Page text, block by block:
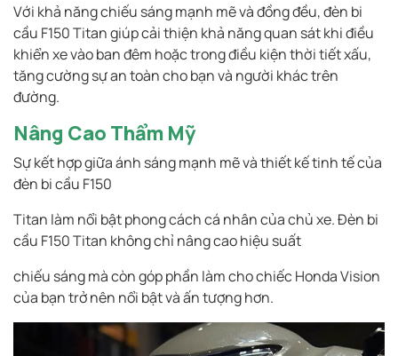
Với khả năng chiếu sáng mạnh mẽ và đồng đều, đèn bi
cầu F150 Titan giúp cải thiện khả năng quan sát khi điều
khiển xe vào ban đêm hoặc trong điều kiện thời tiết xấu,
tăng cường sự an toàn cho bạn và người khác trên
đường.
Nâng Cao Thẩm Mỹ
Sự kết hợp giữa ánh sáng mạnh mẽ và thiết kế tinh tế của
đèn bi cầu F150
Titan làm nổi bật phong cách cá nhân của chủ xe. Đèn bi
cầu F150 Titan không chỉ nâng cao hiệu suất
chiếu sáng mà còn góp phần làm cho chiếc Honda Vision
của bạn trở nên nổi bật và ấn tượng hơn.